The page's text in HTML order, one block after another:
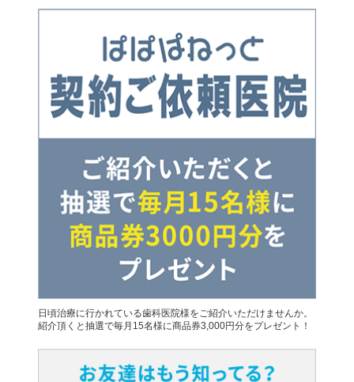
日頃治療に行かれている歯科医院様をご紹介いただけませんか。
紹介頂くと抽選で毎月15名様に商品券3,000円分をプレゼント！